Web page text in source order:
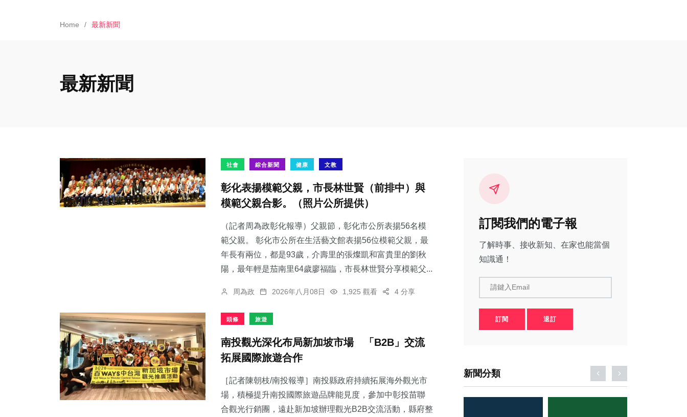
Home 最新新聞
最新新聞
社會 綜合新聞 健康 文教
彰化表揚模範父親，市長林世賢（前排中）與
模範父親合影。（照片公所提供）
（記者周為政彰化報導）父親節，彰化市公所表揚56名模
範父親。 彰化市公所在生活藝文館表揚56位模範父親，最
年長有兩位，都是93歲，介壽里的張燦凱和富貴里的劉秋
陽，最年輕是茄南里64歲廖福臨，市長林世賢分享模範父...
周為政 2026年八月08日 1,925 觀看 4 分享
頭條 旅遊
南投觀光深化布局新加坡市場 「B2B」交流
拓展國際旅遊合作
［記者陳朝枝/南投報導］南投縣政府持續拓展海外觀光市
場，積極提升南投國際旅遊品牌能見度，參加中彰投苗聯
合觀光行銷團，遠赴新加坡辦理觀光B2B交流活動，縣府整
訂閱我們的電子報
了解時事、接收新知、在家也能當個
知識通！
請鍵入Email
訂閱 退訂
新聞分類